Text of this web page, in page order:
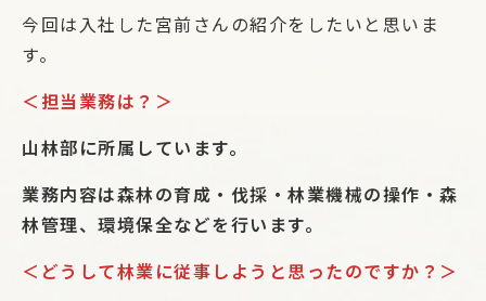
今回は入社した宮前さんの紹介をしたいと思いま
す。
＜担当業務は？＞
山林部に所属しています。
業務内容は森林の育成・伐採・林業機械の操作・森
林管理、環境保全などを行います。
＜どうして林業に従事しようと思ったのですか？＞